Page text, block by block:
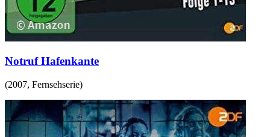
Notruf Hafenkante
(2007, Fernsehserie)